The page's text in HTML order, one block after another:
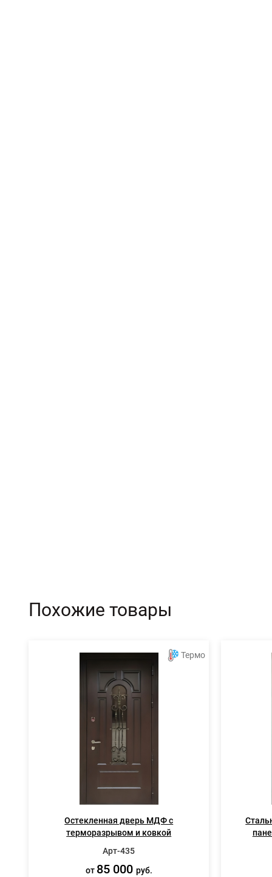
Похожие товары
Термо
Остекленная дверь МДФ с
терморазрывом и ковкой
Арт-435
от 85 000 руб.